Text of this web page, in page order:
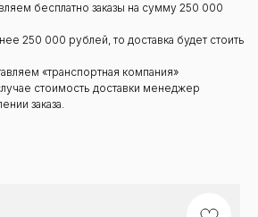
бесплатно заказы на сумму 250 000
250 000 рублей, то доставка будет стоить
«транспортная компания»
стоимость доставки менеджер
заказа.